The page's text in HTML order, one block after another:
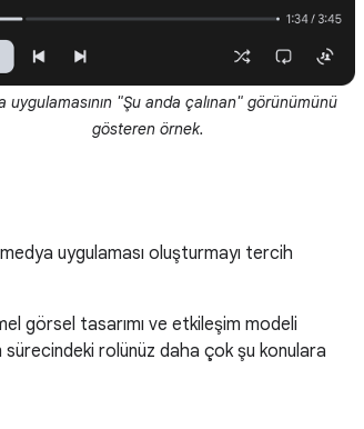
uygulamasının "Şu anda çalınan" görünümünü
gösteren örnek.
uygulaması oluşturmayı tercih
görsel tasarımı ve etkileşim modeli
rolünüz daha çok şu konulara